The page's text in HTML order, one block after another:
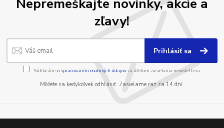
zľavy!
Prihlásiť sa
Súhlasím sospracovaním osobných údajov za účelom zasielania newslettera.
Môžete sa kedykoľvek odhlásiť. Zasielame raz za 14 dní.